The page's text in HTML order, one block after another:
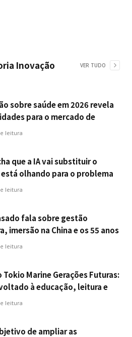
Inovação VER TUDO
sobre saúde em 2026 revela
para o mercado de
cobertura e prevenção
leitura
que a IA vai substituir o
olhando para o problema
leitura
fala sobre gestão
imersão na China e os 55 anos
leitura
Marine Gerações Futuras:
à educação, leitura e
leitura
de ampliar as